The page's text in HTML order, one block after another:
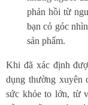
phản hồi từ
bạn có góc
sản phẩm.
Khi đã xác định
dụng thường xuyên
sức khỏe to lớn, từ